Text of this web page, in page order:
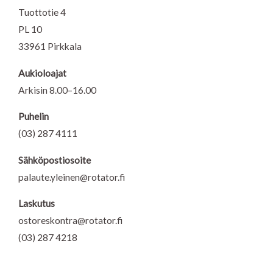
Tuottotie 4
PL 10
33961 Pirkkala
Aukioloajat
Arkisin 8.00–16.00
Puhelin
(03) 287 4111
Sähköpostiosoite
palaute.yleinen@rotator.fi
Laskutus
ostoreskontra@rotator.fi
(03) 287 4218